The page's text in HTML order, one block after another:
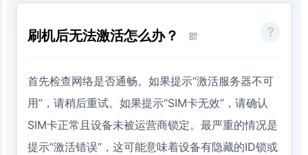
刷机后无法激活怎么办？
首先检查网络是否通畅。如果提示“激活服务器不可
用”，请稍后重试。如果提示“SIM卡无效”，请确认
SIM卡正常且设备未被运营商锁定。最严重的情况是
提示“激活错误”，这可能意味着设备有隐藏的ID锁或